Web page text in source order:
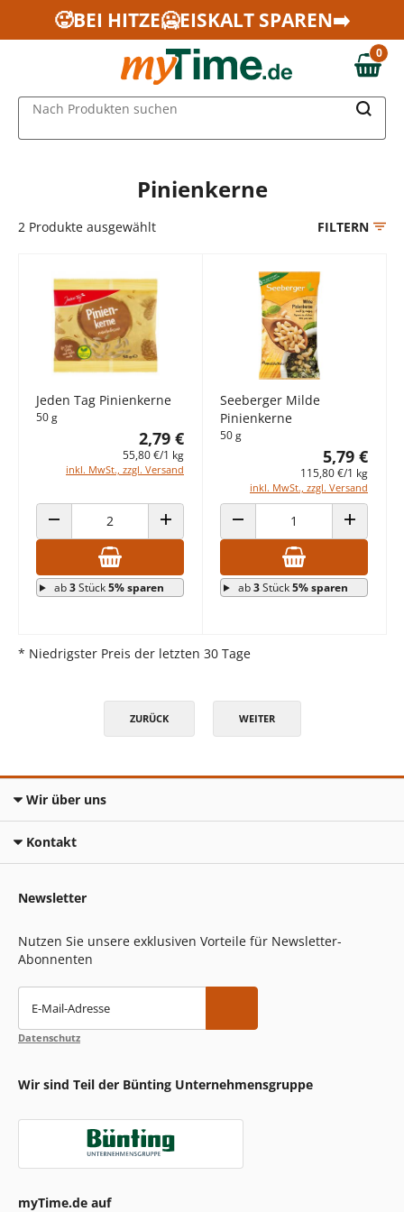
Zum Hauptinhalt springen
Zur Navigation springen
Zur Suche springen
🥵BEI HITZE🥶EISKALT SPAREN➡️
0,00 €
0
Nach Produkten suchen
Pinienkerne
2 Produkte ausgewählt FILTERN
Jeden Tag Pinienkerne
50 g
2,79 €
55,80 €/1 kg
inkl. MwSt., zzgl. Versand
ANZAHL VERRINGERN ANZAHL ERHÖHEN
ab3Stück5% sparen
Seeberger Milde
Pinienkerne
50 g
5,79 €
115,80 €/1 kg
inkl. MwSt., zzgl. Versand
ANZAHL VERRINGERN ANZAHL
ab3Stück5% sparen
* Niedrigster Preis der letzten 30 Tage
ZURÜCK WEITER
Wir über uns
Kontakt
Newsletter
Nutzen Sie unsere exklusiven Vorteile für Newsletter-
Abonnenten
E-Mail-Adresse
Datenschutz
Wir sind Teil der Bünting Unternehmensgruppe
myTime.de auf